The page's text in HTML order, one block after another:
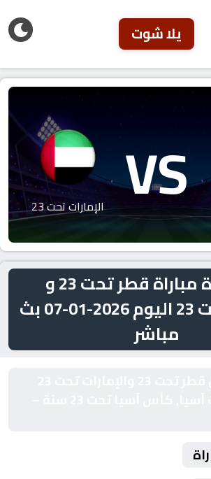
يلا شوت
VS الإمارات تحت 23
مشاهدة مباراة قطر تحت 23 و
الإمارات تحت 23 اليوم 2026-01-07 بث
مباشر